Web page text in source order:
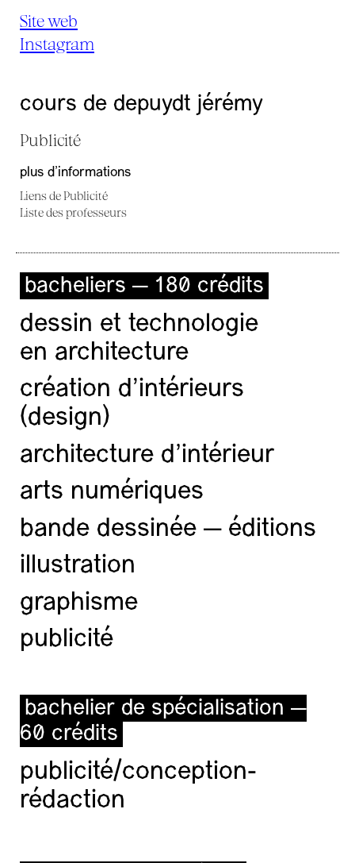
Site web
Instagram
cours de depuydt jérémy
Publicité
plus d'informations
Liens de Publicité
Liste des professeurs
bacheliers — 180 crédits
dessin et technologie
en architecture
création d'intérieurs
(design)
architecture d’intérieur
arts numériques
bande dessinée — éditions
illustration
graphisme
publicité
bachelier de spécialisation —
60 crédits
publicité/conception-
rédaction